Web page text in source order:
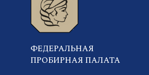
ФЕДЕРАЛЬНАЯ
ПРОБИРНАЯ ПАЛАТА